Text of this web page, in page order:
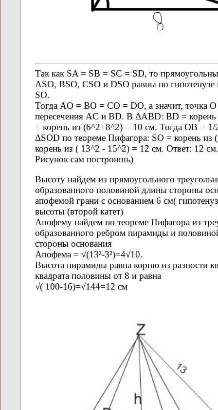
Так как SA = SB = SC = SD, то
ASO, BSO, CSO и DSO равны по гипотенузе
SO.
Тогда AO = BO = CO = DO, а значит, точка О
пересечения AC и BD. В ΔABD: BD =
= корень из (6^2+8^2) = 10 см. Тогда ОВ =
ΔSOD по теореме Пифагора: SO = корень
корень из ( 13^2 - 15^2) = 12 см. Ответ: 12
Рисунок сам построишь)
Высоту найдем из прямоугольного
образованного половиной длины стороны
апофемой грани с основанием 6 см(
высоты (второй катет)
Апофему найдем по теореме Пифагора из
образованного ребром пирамиды и
стороны основания
Апофема = √(13²-3²)=4√10.
Высота пирамиды равна корню из разности
квадрата половины от 8 и равна
√( 100-16)=√144=12 см